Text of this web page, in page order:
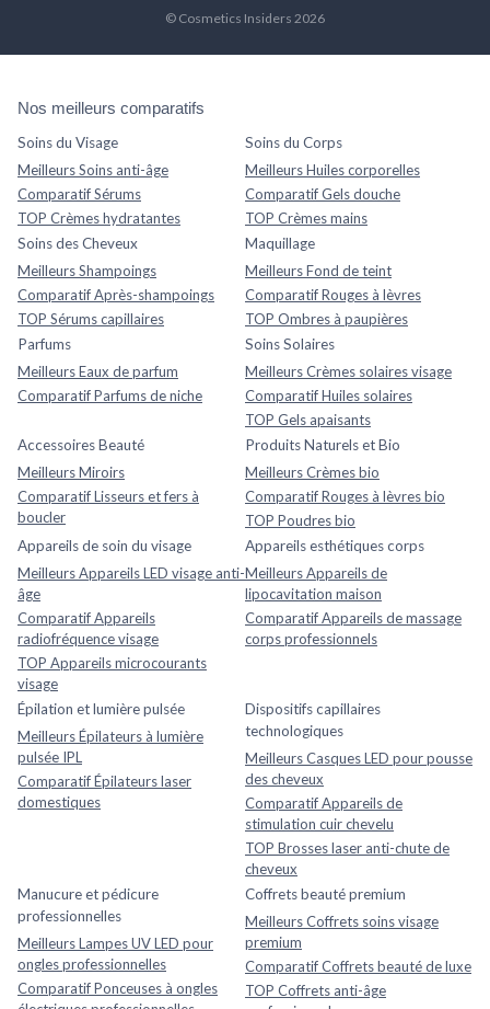
© Cosmetics Insiders 2026
Nos meilleurs comparatifs
Soins du Visage
Meilleurs Soins anti-âge
Comparatif Sérums
TOP Crèmes hydratantes
Soins du Corps
Meilleurs Huiles corporelles
Comparatif Gels douche
TOP Crèmes mains
Soins des Cheveux
Meilleurs Shampoings
Comparatif Après-shampoings
TOP Sérums capillaires
Maquillage
Meilleurs Fond de teint
Comparatif Rouges à lèvres
TOP Ombres à paupières
Parfums
Meilleurs Eaux de parfum
Comparatif Parfums de niche
Soins Solaires
Meilleurs Crèmes solaires visage
Comparatif Huiles solaires
TOP Gels apaisants
Accessoires Beauté
Meilleurs Miroirs
Comparatif Lisseurs et fers à
boucler
Produits Naturels et Bio
Meilleurs Crèmes bio
Comparatif Rouges à lèvres bio
TOP Poudres bio
Appareils de soin du visage
Meilleurs Appareils LED visage anti-
âge
Comparatif Appareils
radiofréquence visage
TOP Appareils microcourants
visage
Appareils esthétiques corps
Meilleurs Appareils de
lipocavitation maison
Comparatif Appareils de massage
corps professionnels
Épilation et lumière pulsée
Meilleurs Épilateurs à lumière
pulsée IPL
Comparatif Épilateurs laser
domestiques
Dispositifs capillaires
technologiques
Meilleurs Casques LED pour pousse
des cheveux
Comparatif Appareils de
stimulation cuir chevelu
TOP Brosses laser anti-chute de
cheveux
Manucure et pédicure
professionnelles
Meilleurs Lampes UV LED pour
ongles professionnelles
Comparatif Ponceuses à ongles
Coffrets beauté premium
Meilleurs Coffrets soins visage
premium
Comparatif Coffrets beauté de luxe
TOP Coffrets anti-âge